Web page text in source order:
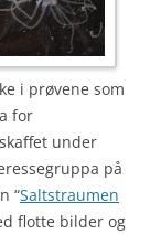
i prøvene som
for
under
på
“Saltstraumen
flotte bilder og